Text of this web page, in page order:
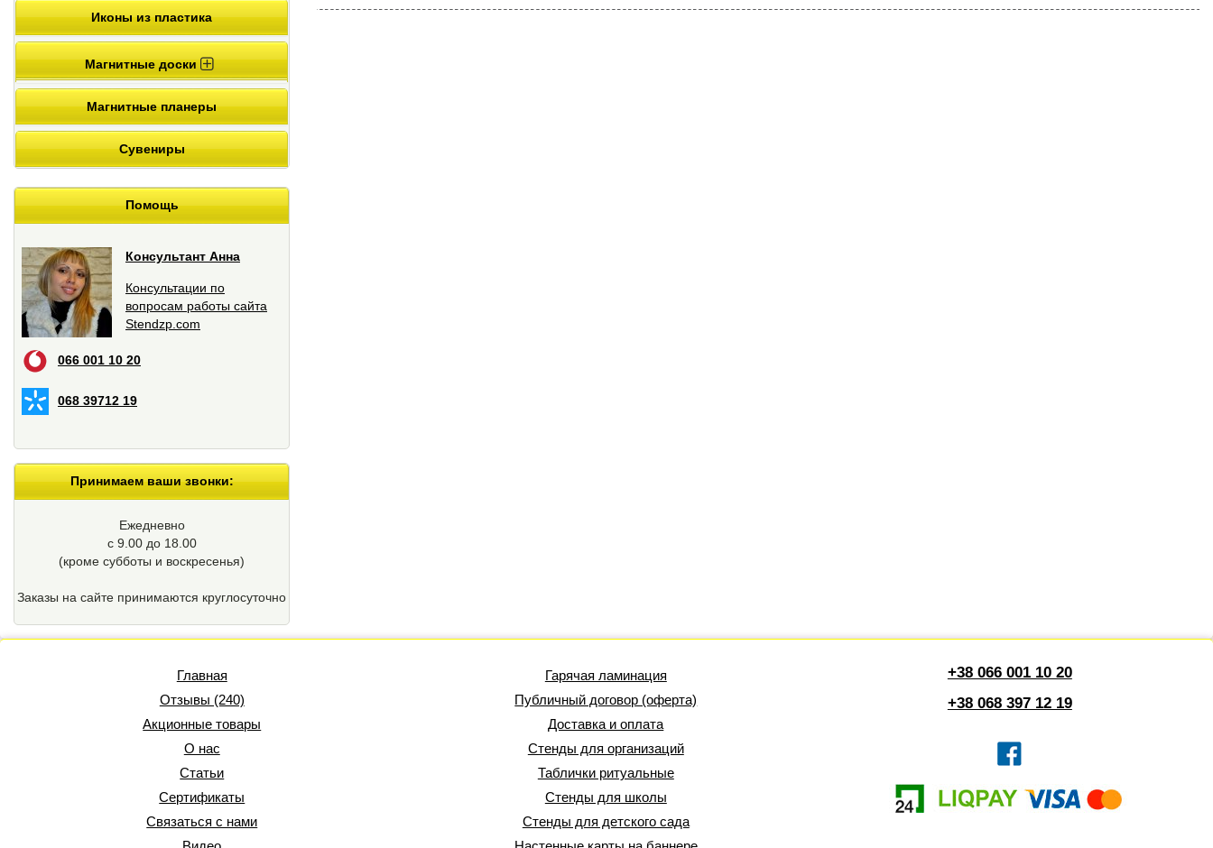
Иконы из пластика
Магнитные доски
Магнитные планеры
Сувениры
Помощь
Консультант Анна
Консультации по
вопросам работы сайта
Stendzp.com
066 001 10 20
068 39712 19
Принимаем ваши звонки:
Ежедневно
с 9.00 до 18.00
(кроме cубботы и воскресенья)
Заказы на сайте принимаются круглосуточно
Главная
Отзывы (240)
Акционные товары
О нас
Статьи
Сертификаты
Связаться с нами
Гарячая ламинация
Публичный договор (оферта)
Доставка и оплата
Стенды для организаций
Таблички ритуальные
Стенды для школы
Стенды для детского сада
+38 066 001 10 20
+38 068 397 12 19